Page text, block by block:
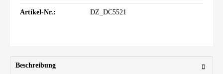
Artikel-Nr.: DZ_DC5521
Beschreibung